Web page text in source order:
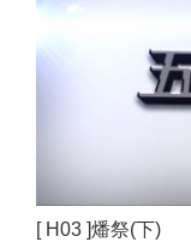
[ H03 ]燔祭(下)